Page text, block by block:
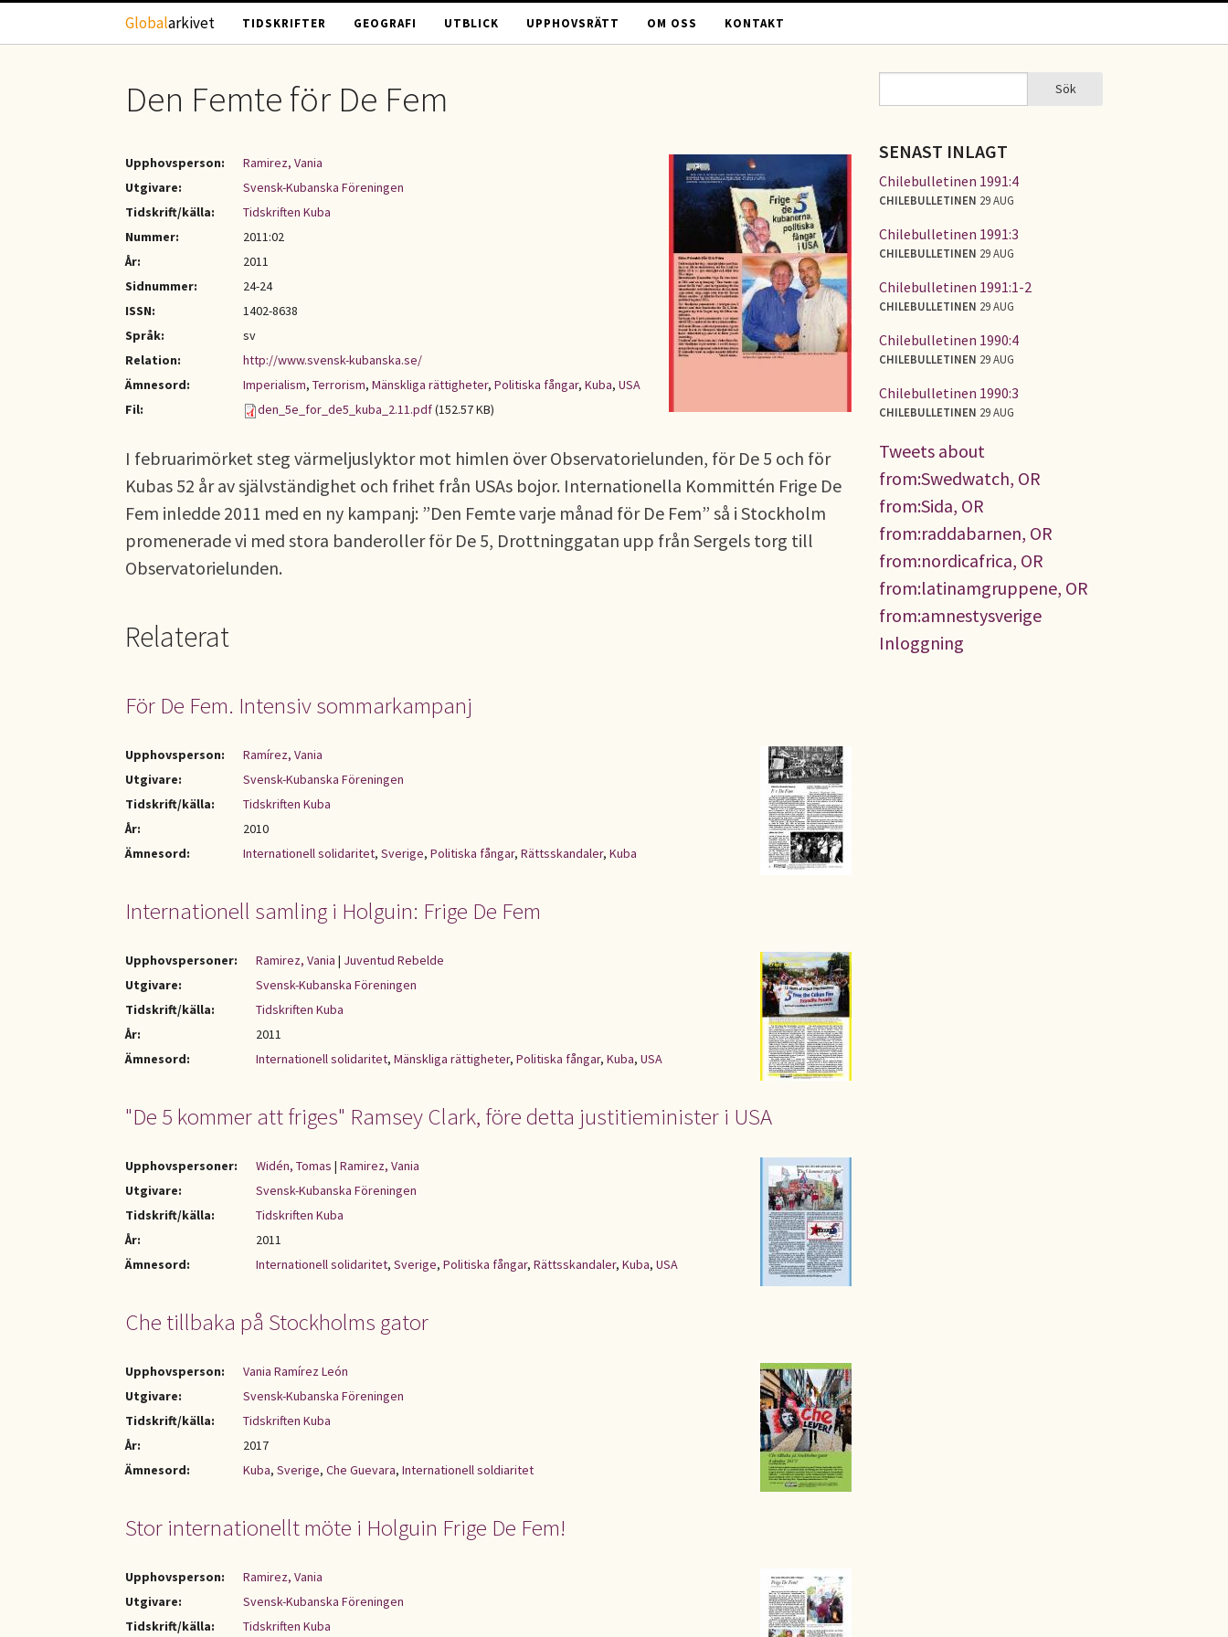
Hoppa till huvudinnehåll
Globalarkivet TIDSKRIFTER GEOGRAFI UTBLICK UPPHOVSRÄTT OM OSS KONTAKT
Den Femte för De Fem
Upphovsperson:
Ramirez, Vania
Utgivare:
Svensk-Kubanska Föreningen
Tidskrift/källa:
Tidskriften Kuba
Nummer:
2011:02
År:
2011
Sidnummer:
24-24
ISSN:
1402-8638
Språk:
sv
Relation:
http://www.svensk-kubanska.se/
Ämnesord:
Imperialism, Terrorism, Mänskliga rättigheter, Politiska fångar, Kuba, USA
Fil:
den_5e_for_de5_kuba_2.11.pdf(152.57 KB)
I februarimörket steg värmeljuslyktor mot himlen över Observatorielunden, för De 5 och för
Kubas 52 år av självständighet och frihet från USAs bojor. Internationella Kommittén Frige De
Fem inledde 2011 med en ny kampanj: ”Den Femte varje månad för De Fem” så i Stockholm
promenerade vi med stora banderoller för De 5, Drottninggatan upp från Sergels torg till
Observatorielunden.
Relaterat
För De Fem. Intensiv sommarkampanj
Upphovsperson:
Ramírez, Vania
Utgivare:
Svensk-Kubanska Föreningen
Tidskrift/källa:
Tidskriften Kuba
År:
2010
Ämnesord:
Internationell solidaritet, Sverige, Politiska fångar, Rättsskandaler, Kuba
Internationell samling i Holguin: Frige De Fem
Upphovspersoner: Ramirez, Vania | Juventud Rebelde
Utgivare:
Svensk-Kubanska Föreningen
Tidskrift/källa:
Tidskriften Kuba
År:
2011
Ämnesord:
Internationell solidaritet, Mänskliga rättigheter, Politiska fångar, Kuba, USA
"De 5 kommer att friges" Ramsey Clark, före detta justitieminister i USA
Upphovspersoner: Widén, Tomas | Ramirez, Vania
Utgivare:
Svensk-Kubanska Föreningen
Tidskrift/källa:
Tidskriften Kuba
År:
2011
Ämnesord:
Internationell solidaritet, Sverige, Politiska fångar, Rättsskandaler, Kuba, USA
Che tillbaka på Stockholms gator
Upphovsperson:
Vania Ramírez León
Utgivare:
Svensk-Kubanska Föreningen
Tidskrift/källa:
Tidskriften Kuba
År:
2017
Ämnesord:
Kuba, Sverige, Che Guevara, Internationell soldiaritet
Stor internationellt möte i Holguin Frige De Fem!
Upphovsperson:
Ramirez, Vania
Utgivare:
Svensk-Kubanska Föreningen
Tidskrift/källa:
Tidskriften Kuba
SÖKFORMULÄR Sök
SENAST INLAGT
Chilebulletinen 1991:4
CHILEBULLETINEN 29 AUG
Chilebulletinen 1991:3
CHILEBULLETINEN 29 AUG
Chilebulletinen 1991:1-2
CHILEBULLETINEN 29 AUG
Chilebulletinen 1990:4
CHILEBULLETINEN 29 AUG
Chilebulletinen 1990:3
CHILEBULLETINEN 29 AUG
Tweets about
from:Swedwatch, OR
from:Sida, OR
from:raddabarnen, OR
from:nordicafrica, OR
from:latinamgruppene, OR
from:amnestysverige
Inloggning